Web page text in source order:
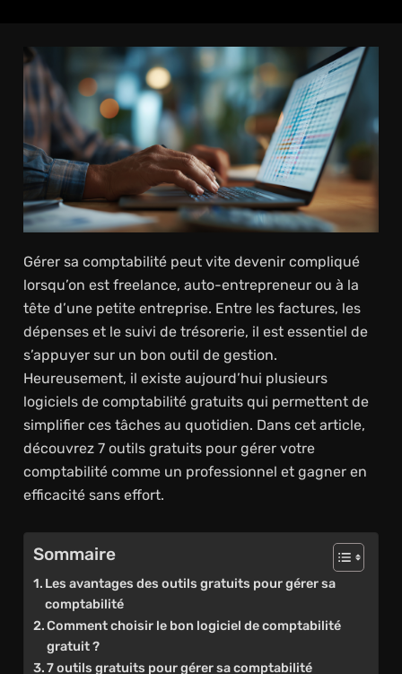
Gérer sa comptabilité peut vite devenir compliqué
lorsqu’on est freelance, auto-entrepreneur ou à la
tête d’une petite entreprise. Entre les factures, les
dépenses et le suivi de trésorerie, il est essentiel de
s’appuyer sur un bon outil de gestion.
Heureusement, il existe aujourd’hui plusieurs
logiciels de comptabilité gratuits qui permettent de
simplifier ces tâches au quotidien. Dans cet article,
découvrez 7 outils gratuits pour gérer votre
comptabilité comme un professionnel et gagner en
efficacité sans effort.
Sommaire
Les avantages des outils gratuits pour gérer sa
comptabilité
Comment choisir le bon logiciel de comptabilité
gratuit ?
7 outils gratuits pour gérer sa comptabilité